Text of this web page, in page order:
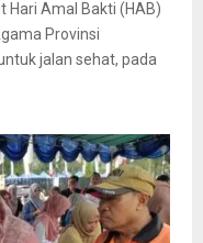
Hari Amal Bakti (HAB)
Provinsi
jalan sehat, pada